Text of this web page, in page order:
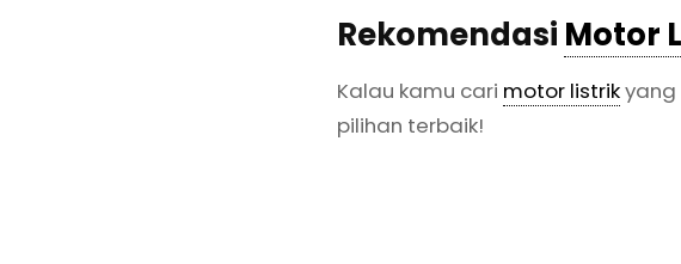
Rekomendasi Motor
Kalau kamu cari motor listrikyang
pilihan terbaik!